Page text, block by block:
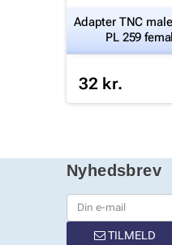
Adapter TNC
PL 259
32 kr.
Nyhedsbrev
TILMELD